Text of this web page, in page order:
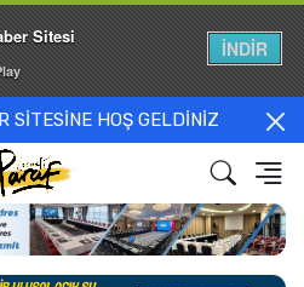
SİTESİNE HOŞ GELDİNİZ
Sitesi
İNDİR